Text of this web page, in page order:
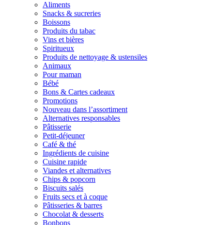
Aliments
Snacks & sucreries
Boissons
Produits du tabac
Vins et bières
Spiritueux
Produits de nettoyage & ustensiles
Animaux
Pour maman
Bébé
Bons & Cartes cadeaux
Promotions
Nouveau dans l’assortiment
Alternatives responsables
Pâtisserie
Petit-déjeuner
Café & thé
Ingrédients de cuisine
Cuisine rapide
Viandes et alternatives
Chips & popcorn
Biscuits salés
Fruits secs et à coque
Pâtisseries & barres
Chocolat & desserts
Bonbons